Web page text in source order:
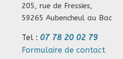
205, rue de Fressies,
59265 Aubencheul au Bac
Tel : 07 78 20 02 79
Formulaire de contact